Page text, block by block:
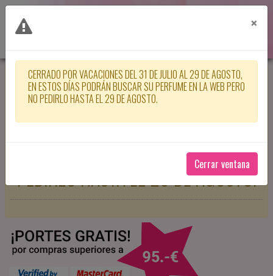
CERRADO POR VACACIONES DEL 31
DE JULIO AL 29 DE AGOSTO, EN
ESTOS DÍAS PODRÁN BUSCAR SU
PERFUME EN LA WEB PERO NO
PEDIRLO HASTA EL 29 DE AGOSTO.
×
CERRADO POR VACACIONES DEL 31 DE JULIO AL 29 DE AGOSTO,
EN ESTOS DÍAS PODRÁN BUSCAR SU PERFUME EN LA WEB PERO
NO PEDIRLO HASTA EL 29 DE AGOSTO.
Cerrar ventana